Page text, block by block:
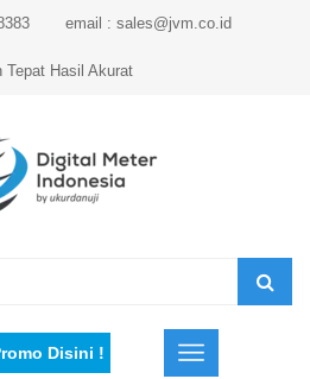
email : sales@jvm.co.id
Tepat Hasil Akurat
Disini !